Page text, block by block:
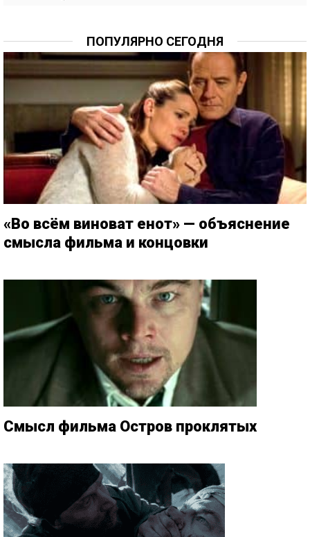
ПОПУЛЯРНО СЕГОДНЯ
«Во всём виноват енот» — объяснение
смысла фильма и концовки
Смысл фильма Остров проклятых